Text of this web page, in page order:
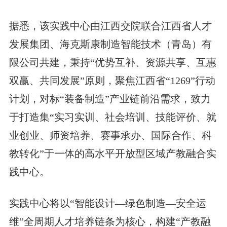
据悉，该实践中心由江西交院联合江西省人才
发展集团、海克斯康制造智能技术（青岛）有
限公司共建，秉持“优势互补、资源共享、互惠
双赢、共同发展”原则，聚焦江西省“1269”行动
计划，对标“装备制造”产业链前沿需求，致力
于打造集“实习实训、社会培训、技能评价、就
业创业、师资培养、赛事承办、国际合作、科
教转化”于一体的高水平开放型区域产教融合实
践中心。
实践中心将以“智能设计—绿色制造—安全运
维”全周期人才培养链条为核心，构建“产教融